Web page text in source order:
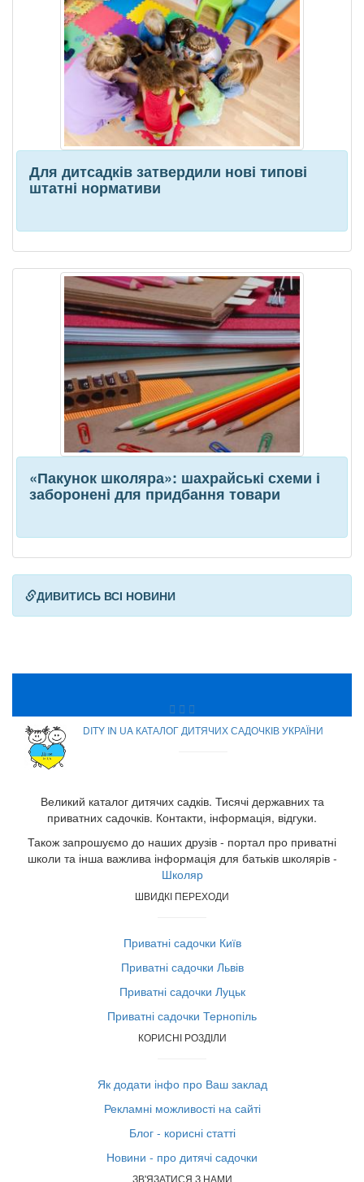
Для дитсадків затвердили нові типові
штатні нормативи
«Пакунок школяра»: шахрайські схеми і
заборонені для придбання товари
ДИВИТИСЬ ВСІ НОВИНИ
DITY IN UA КАТАЛОГ ДИТЯЧИХ САДОЧКІВ УКРАЇНИ
Великий каталог дитячих садків. Тисячі державних та
приватних садочків. Контакти, інформація, відгуки.
Також запрошуємо до наших друзів - портал про приватні
школи та інша важлива інформація для батьків школярів -
Школяр
ШВИДКІ ПЕРЕХОДИ
Приватні садочки Київ
Приватні садочки Львів
Приватні садочки Луцьк
Приватні садочки Тернопіль
КОРИСНІ РОЗДІЛИ
Як додати інфо про Ваш заклад
Рекламні можливості на сайті
Блог - корисні статті
Новини - про дитячі садочки
ЗВ'ЯЗАТИСЯ З НАМИ